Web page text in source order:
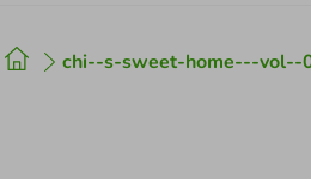
chi--s-sweet-home---vol--
2º